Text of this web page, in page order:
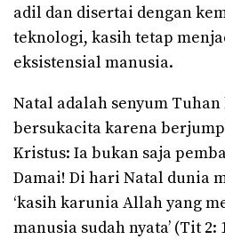
adil dan disertai dengan
teknologi, kasih tetap
eksistensial manusia.
Natal adalah senyum
bersukacita karena
Kristus: Ia bukan saja
Damai! Di hari Natal dunia
‘kasih karunia Allah yang
manusia sudah nyata’ (Tit 2: